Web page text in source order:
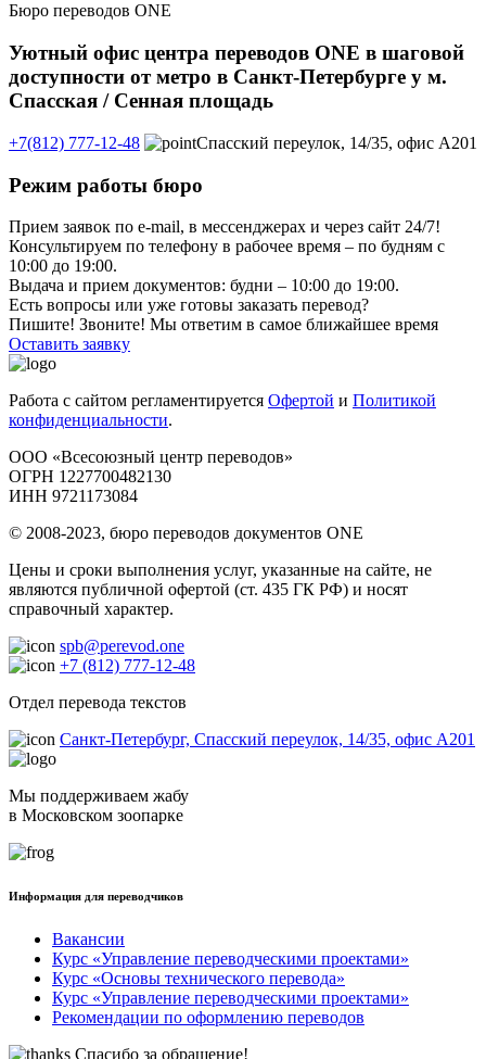
Бюро переводов ONE
Уютный офис центра переводов ONE в шаговой
доступности от метро в Санкт-Петербурге у м.
Спасская / Сенная площадь
+7(812) 777-12-48 Спасский переулок, 14/35, офис А201
Режим работы бюро
Прием заявок по e-mail, в мессенджерах и через сайт 24/7!
Консультируем по телефону в рабочее время – по будням с
10:00 до 19:00.
Выдача и прием документов: будни – 10:00 до 19:00.
Есть вопросы или уже готовы заказать перевод?
Пишите! Звоните! Мы ответим в самое ближайшее время
Оставить заявку
Работа с сайтом регламентируется Офертой и Политикой
конфиденциальности.
ООО «Всесоюзный центр переводов»
ОГРН 1227700482130
ИНН 9721173084
© 2008-2023, бюро переводов документов ONE
Цены и сроки выполнения услуг, указанные на сайте, не
являются публичной офертой (ст. 435 ГК РФ) и носят
справочный характер.
spb@perevod.one
+7 (812) 777-12-48
Отдел перевода текстов
Санкт-Петербург, Спасский переулок, 14/35, офис А201
Мы поддерживаем жабу
в Московском зоопарке
Информация для переводчиков
Вакансии
Курс «Управление переводческими проектами»
Курс «Основы технического перевода»
Курс «Управление переводческими проектами»
Рекомендации по оформлению переводов
Спасибо за обращение!